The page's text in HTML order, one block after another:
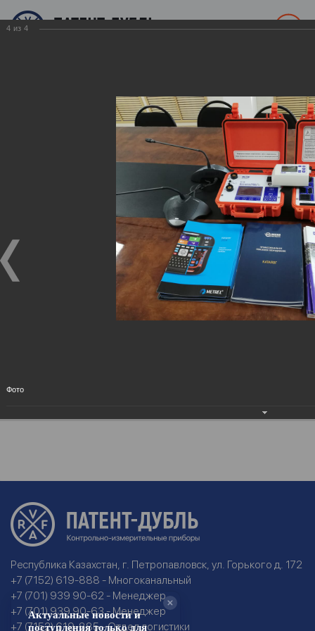
+ КАТАЛОГ ТОВАРОВ
Выставка Power Kazakhstan 2015, Алматы
Выставка Power Kazakhstan 2015,
Алматы
Республика Казахстан, г. Петропавловск, ул. Горького д. 172
+7 (7152) 619-888 - Многоканальный
+7 (701) 939 90-62 - Менеджер
+7 (701) 939 90-63 - Менеджер
+7 (7152) 619-885 - Отдел логистики
4 из 4
Фото